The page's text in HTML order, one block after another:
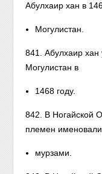
Абулхаир хан в
Могулистан.
841. Абулхаир
Могулистан в
1468 году.
842. В Ногайской
племен именовали
мурзами.